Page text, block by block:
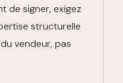
de signer, exigez
structurelle
vendeur, pas